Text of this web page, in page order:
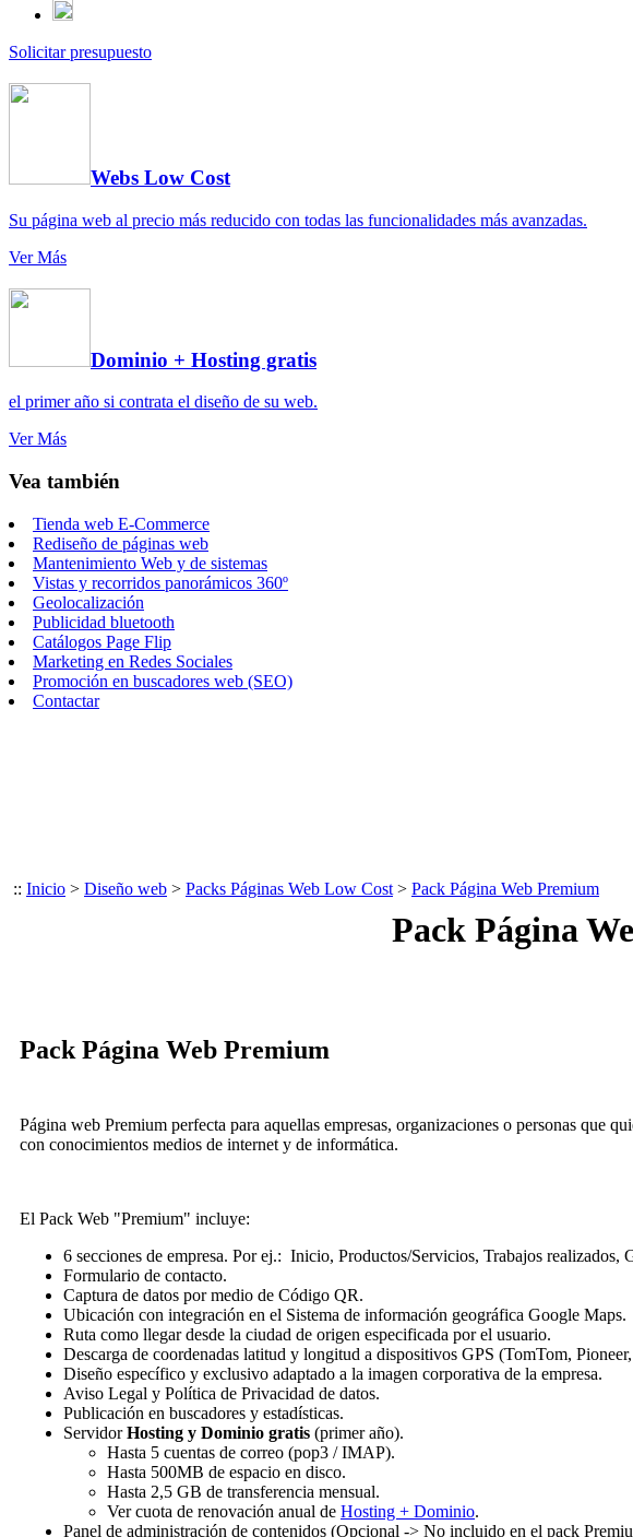
Solicitar presupuesto
Webs Low Cost
Su página web al precio más reducido con todas las funcionalidades más avanzadas.
Ver Más
Dominio + Hosting gratis
el primer año si contrata el diseño de su web.
Ver Más
Vea también
Tienda web E-Commerce
Rediseño de páginas web
Mantenimiento Web y de sistemas
Vistas y recorridos panorámicos 360º
Geolocalización
Publicidad bluetooth
Catálogos Page Flip
Marketing en Redes Sociales
Promoción en buscadores web (SEO)
Contactar
:: Inicio > Diseño web > Packs Páginas Web Low Cost > Pack Página Web Premium
Pack Página
Pack Página Web Premium
Página web Premium perfecta para aquellas empresas, organizaciones o personas que
con conocimientos medios de internet y de informática.
El Pack Web "Premium" incluye:
6 secciones de empresa. Por ej.: Inicio, Productos/Servicios, Trabajos realizados,
Formulario de contacto.
Captura de datos por medio de Código QR.
Ubicación con integración en el Sistema de información geográfica Google Maps.
Ruta como llegar desde la ciudad de origen especificada por el usuario.
Descarga de coordenadas latitud y longitud a dispositivos GPS (TomTom,
Diseño específico y exclusivo adaptado a la imagen corporativa de la empresa.
Aviso Legal y Política de Privacidad de datos.
Publicación en buscadores y estadísticas.
ServidorHosting y Dominio gratis (primer año).
Hasta 5 cuentas de correo (pop3 / IMAP).
Hasta 500MB de espacio en disco.
Hasta 2,5 GB de transferencia mensual.
Ver cuota de renovación anual de Hosting + Dominio.
Panel de administración de contenidos (Opcional -> No incluido en el pack